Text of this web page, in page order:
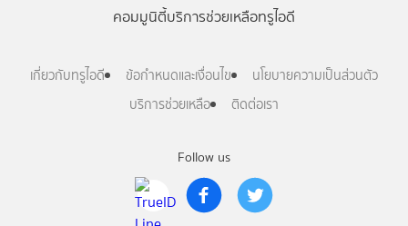
Follow us
คอมมูนิตี้บริการช่วยเหลือทรูไอดี
เกี่ยวกับทรูไอดี ข้อกำหนดและเงื่อนไข
นโยบายความเป็นส่วนตัว
บริการช่วยเหลือ
ติดต่อเรา